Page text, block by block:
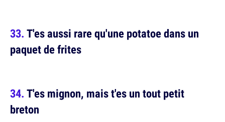
T'es aussi rare qu'une potatoe dans un
paquet de frites
T'es mignon, mais t'es un tout petit
breton